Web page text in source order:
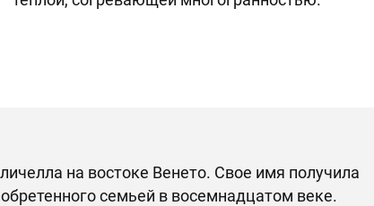
на востоке Венето. Свое имя получила
семьей в восемнадцатом веке.